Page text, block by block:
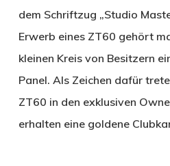
dem Schriftzug „Studio
Erwerb eines ZT60 gehört
kleinen Kreis von Besitzern
Panel. Als Zeichen dafür
ZT60 in den exklusiven
erhalten eine goldene